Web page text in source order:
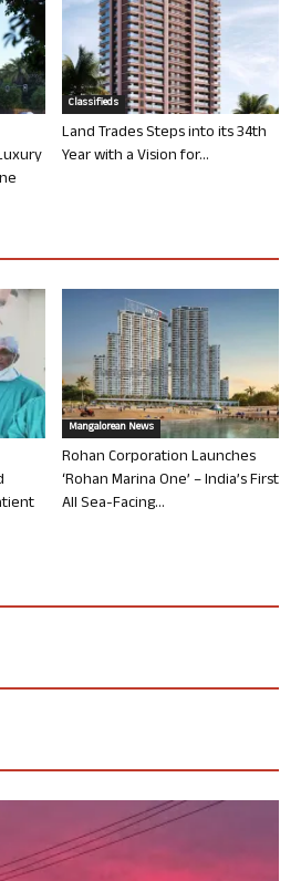
Classifieds
Land Trades Steps into its 34th
Year with a Vision for...
Mangalorean News
Rohan Corporation Launches
‘Rohan Marina One’ – India’s First
All Sea-Facing...